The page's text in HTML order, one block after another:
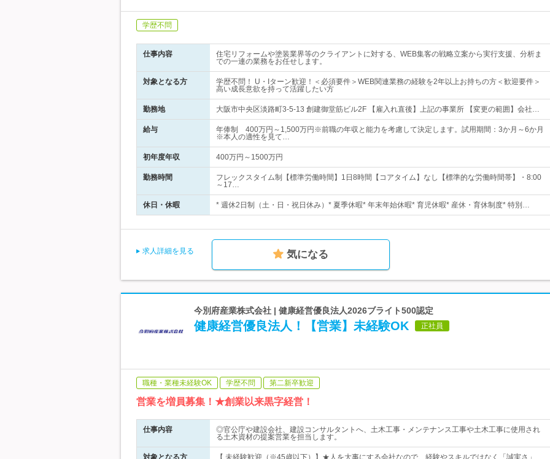
学歴不問
仕事内容
住宅リフォームや塗装業界等のクライアントに対する、WEB集客の戦略立案から実行支援、分析ま
での一連の業務をお任せします。
対象となる方
学歴不問！ U・Iターン歓迎！＜必須要件＞WEB関連業務の経験を2年以上お持ちの方＜歓迎要件＞
高い成長意欲を持って活躍したい方
勤務地 大阪市中央区淡路町3-5-13 創建御堂筋ビル2F 【雇入れ直後】上記の事業所 【変更の範囲】会社…
給与
年俸制 400万円～1,500万円※前職の年収と能力を考慮して決定します。試用期間：3か月～6か月
※本人の適性を見て…
初年度年収 400万円～1500万円
勤務時間
フレックスタイム制【標準労働時間】1日8時間【コアタイム】なし【標準的な労働時間帯】・8:00
～17…
休日・休暇 * 週休2日制（土・日・祝日休み）* 夏季休暇* 年末年始休暇* 育児休暇* 産休・育休制度* 特別…
求人詳細を見る 気になる
今別府産業株式会社 | 健康経営優良法人2026ブライト500認定
健康経営優良法人！【営業】未経験OK 正社員
職種・業種未経験OK 学歴不問 第二新卒歓迎
営業を増員募集！★創業以来黒字経営！
仕事内容
◎官公庁や建設会社、建設コンサルタントへ、土木工事・メンテナンス工事や土木工事に使用され
る土木資材の提案営業を担当します。
対象となる方
【 未経験歓迎（※45歳以下）】★人を大事にする会社なので、経験やスキルではなく「誠実さ」